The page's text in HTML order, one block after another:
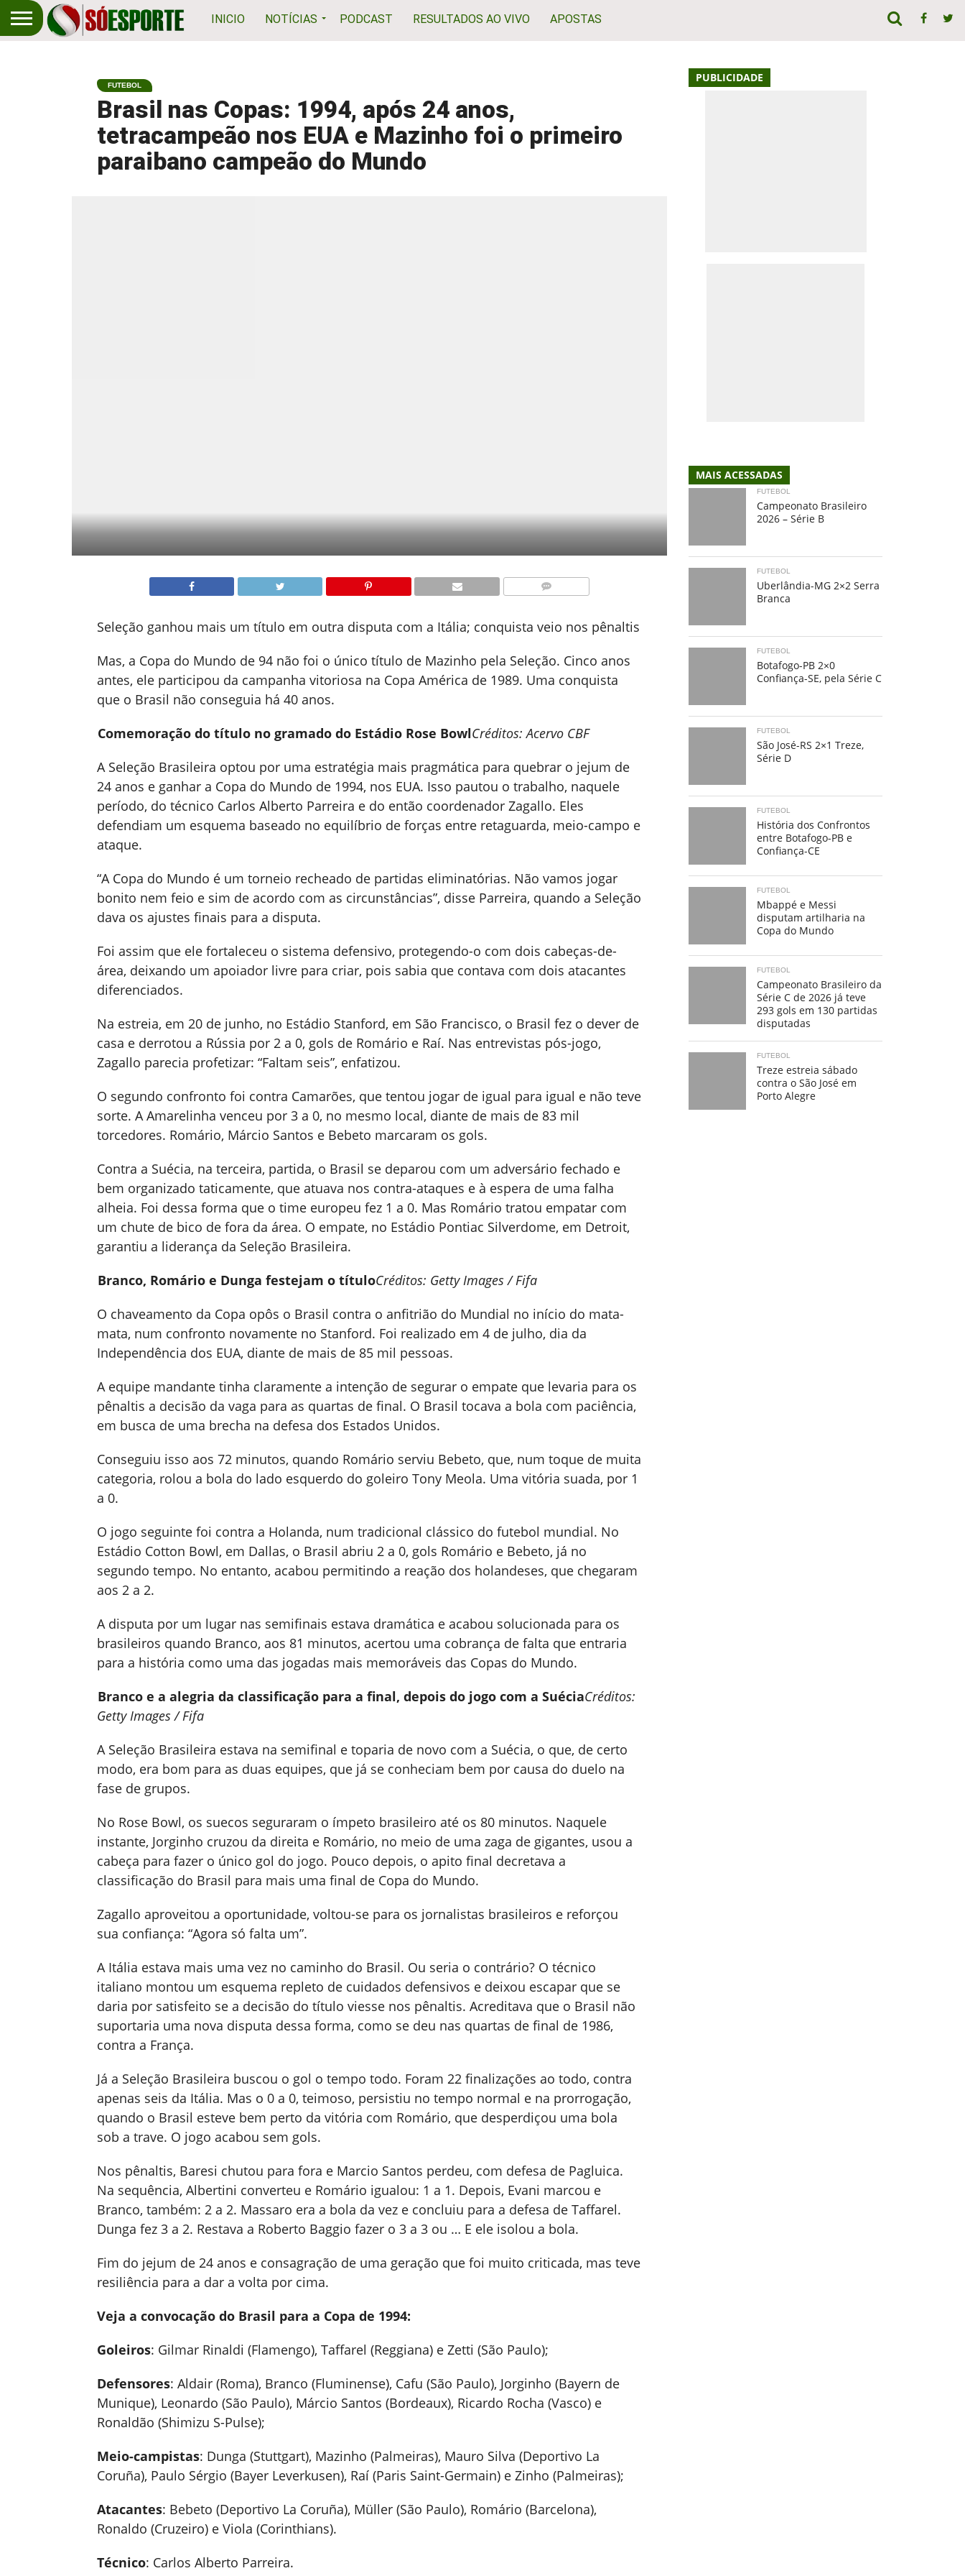
INICIO NOTÍCIAS PODCAST RESULTADOS AO VIVO APOSTAS
FUTEBOL
Brasil nas Copas: 1994, após 24 anos,
tetracampeão nos EUA e Mazinho foi o primeiro
paraibano campeão do Mundo
Seleção ganhou mais um título em outra disputa com a Itália; conquista veio nos pênaltis
Mas, a Copa do Mundo de 94 não foi o único título de Mazinho pela Seleção. Cinco anos
antes, ele participou da campanha vitoriosa na Copa América de 1989. Uma conquista
que o Brasil não conseguia há 40 anos.
Comemoração do título no gramado do Estádio Rose BowlCréditos: Acervo CBF
A Seleção Brasileira optou por uma estratégia mais pragmática para quebrar o jejum de
24 anos e ganhar a Copa do Mundo de 1994, nos EUA. Isso pautou o trabalho, naquele
período, do técnico Carlos Alberto Parreira e do então coordenador Zagallo. Eles
defendiam um esquema baseado no equilíbrio de forças entre retaguarda, meio-campo e
ataque.
“A Copa do Mundo é um torneio recheado de partidas eliminatórias. Não vamos jogar
bonito nem feio e sim de acordo com as circunstâncias”, disse Parreira, quando a Seleção
dava os ajustes finais para a disputa.
Foi assim que ele fortaleceu o sistema defensivo, protegendo-o com dois cabeças-de-
área, deixando um apoiador livre para criar, pois sabia que contava com dois atacantes
diferenciados.
Na estreia, em 20 de junho, no Estádio Stanford, em São Francisco, o Brasil fez o dever de
casa e derrotou a Rússia por 2 a 0, gols de Romário e Raí. Nas entrevistas pós-jogo,
Zagallo parecia profetizar: “Faltam seis”, enfatizou.
O segundo confronto foi contra Camarões, que tentou jogar de igual para igual e não teve
sorte. A Amarelinha venceu por 3 a 0, no mesmo local, diante de mais de 83 mil
torcedores. Romário, Márcio Santos e Bebeto marcaram os gols.
Contra a Suécia, na terceira, partida, o Brasil se deparou com um adversário fechado e
bem organizado taticamente, que atuava nos contra-ataques e à espera de uma falha
alheia. Foi dessa forma que o time europeu fez 1 a 0. Mas Romário tratou empatar com
um chute de bico de fora da área. O empate, no Estádio Pontiac Silverdome, em Detroit,
garantiu a liderança da Seleção Brasileira.
Branco, Romário e Dunga festejam o títuloCréditos: Getty Images / Fifa
O chaveamento da Copa opôs o Brasil contra o anfitrião do Mundial no início do mata-
mata, num confronto novamente no Stanford. Foi realizado em 4 de julho, dia da
Independência dos EUA, diante de mais de 85 mil pessoas.
A equipe mandante tinha claramente a intenção de segurar o empate que levaria para os
pênaltis a decisão da vaga para as quartas de final. O Brasil tocava a bola com paciência,
em busca de uma brecha na defesa dos Estados Unidos.
Conseguiu isso aos 72 minutos, quando Romário serviu Bebeto, que, num toque de muita
categoria, rolou a bola do lado esquerdo do goleiro Tony Meola. Uma vitória suada, por 1
a 0.
O jogo seguinte foi contra a Holanda, num tradicional clássico do futebol mundial. No
Estádio Cotton Bowl, em Dallas, o Brasil abriu 2 a 0, gols Romário e Bebeto, já no
segundo tempo. No entanto, acabou permitindo a reação dos holandeses, que chegaram
aos 2 a 2.
A disputa por um lugar nas semifinais estava dramática e acabou solucionada para os
brasileiros quando Branco, aos 81 minutos, acertou uma cobrança de falta que entraria
para a história como uma das jogadas mais memoráveis das Copas do Mundo.
Branco e a alegria da classificação para a final, depois do jogo com a SuéciaCréditos:
Getty Images / Fifa
A Seleção Brasileira estava na semifinal e toparia de novo com a Suécia, o que, de certo
modo, era bom para as duas equipes, que já se conheciam bem por causa do duelo na
fase de grupos.
No Rose Bowl, os suecos seguraram o ímpeto brasileiro até os 80 minutos. Naquele
instante, Jorginho cruzou da direita e Romário, no meio de uma zaga de gigantes, usou a
cabeça para fazer o único gol do jogo. Pouco depois, o apito final decretava a
classificação do Brasil para mais uma final de Copa do Mundo.
Zagallo aproveitou a oportunidade, voltou-se para os jornalistas brasileiros e reforçou
sua confiança: “Agora só falta um”.
A Itália estava mais uma vez no caminho do Brasil. Ou seria o contrário? O técnico
italiano montou um esquema repleto de cuidados defensivos e deixou escapar que se
daria por satisfeito se a decisão do título viesse nos pênaltis. Acreditava que o Brasil não
suportaria uma nova disputa dessa forma, como se deu nas quartas de final de 1986,
contra a França.
Já a Seleção Brasileira buscou o gol o tempo todo. Foram 22 finalizações ao todo, contra
apenas seis da Itália. Mas o 0 a 0, teimoso, persistiu no tempo normal e na prorrogação,
quando o Brasil esteve bem perto da vitória com Romário, que desperdiçou uma bola
sob a trave. O jogo acabou sem gols.
Nos pênaltis, Baresi chutou para fora e Marcio Santos perdeu, com defesa de Pagluica.
Na sequência, Albertini converteu e Romário igualou: 1 a 1. Depois, Evani marcou e
Branco, também: 2 a 2. Massaro era a bola da vez e concluiu para a defesa de Taffarel.
Dunga fez 3 a 2. Restava a Roberto Baggio fazer o 3 a 3 ou … E ele isolou a bola.
Fim do jejum de 24 anos e consagração de uma geração que foi muito criticada, mas teve
resiliência para a dar a volta por cima.
Veja a convocação do Brasil para a Copa de 1994:
Goleiros: Gilmar Rinaldi (Flamengo), Taffarel (Reggiana) e Zetti (São Paulo);
Defensores: Aldair (Roma), Branco (Fluminense), Cafu (São Paulo), Jorginho (Bayern de
Munique), Leonardo (São Paulo), Márcio Santos (Bordeaux), Ricardo Rocha (Vasco) e
Ronaldão (Shimizu S-Pulse);
Meio-campistas: Dunga (Stuttgart), Mazinho (Palmeiras), Mauro Silva (Deportivo La
Coruña), Paulo Sérgio (Bayer Leverkusen), Raí (Paris Saint-Germain) e Zinho (Palmeiras);
Atacantes: Bebeto (Deportivo La Coruña), Müller (São Paulo), Romário (Barcelona),
Ronaldo (Cruzeiro) e Viola (Corinthians).
Técnico: Carlos Alberto Parreira.
PUBLICIDADE
MAIS ACESSADAS
FUTEBOL
Campeonato Brasileiro
2026 – Série B
FUTEBOL
Uberlândia-MG 2×2 Serra
Branca
FUTEBOL
Botafogo-PB 2×0
Confiança-SE, pela Série C
FUTEBOL
São José-RS 2×1 Treze,
Série D
FUTEBOL
História dos Confrontos
entre Botafogo-PB e
Confiança-CE
FUTEBOL
Mbappé e Messi
disputam artilharia na
Copa do Mundo
FUTEBOL
Campeonato Brasileiro da
Série C de 2026 já teve
293 gols em 130 partidas
disputadas
FUTEBOL
Treze estreia sábado
contra o São José em
Porto Alegre